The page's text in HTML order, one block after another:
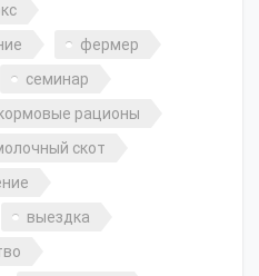
фермер
семинар
рационы
скот
выездка